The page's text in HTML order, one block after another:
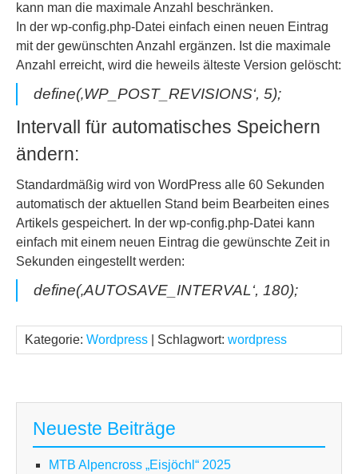
kann man die maximale Anzahl beschränken.
In der wp-config.php-Datei einfach einen neuen Eintrag
mit der gewünschten Anzahl ergänzen. Ist die maximale
Anzahl erreicht, wird die heweils älteste Version gelöscht:
define(‚WP_POST_REVISIONS‘, 5);
Intervall für automatisches Speichern
ändern:
Standardmäßig wird von WordPress alle 60 Sekunden
automatisch der aktuellen Stand beim Bearbeiten eines
Artikels gespeichert. In der wp-config.php-Datei kann
einfach mit einem neuen Eintrag die gewünschte Zeit in
Sekunden eingestellt werden:
define(‚AUTOSAVE_INTERVAL‘, 180);
Kategorie: Wordpress | Schlagwort: wordpress
Neueste Beiträge
MTB Alpencross „Eisjöchl“ 2025